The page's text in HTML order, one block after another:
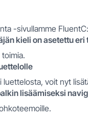
-sivullamme
kieli on asetettu
voit nyt
lisäämiseksi